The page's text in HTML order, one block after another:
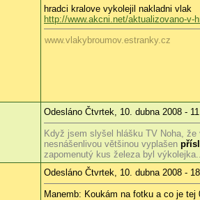
hradci kralove vykolejil nakladni vlak
http://www.akcni.net/aktualizovano-
www.vlakybroumov.estranky.cz
Odesláno Čtvrtek, 10. dubna 2008 -
Když jsem slyšel hlášku TV Noha,
nesnášenlivou většinou vyplašen
zapomenutý kus železa byl
Odesláno Čtvrtek, 10. dubna 2008 -
Manemb: Koukám na fotku a co je tej